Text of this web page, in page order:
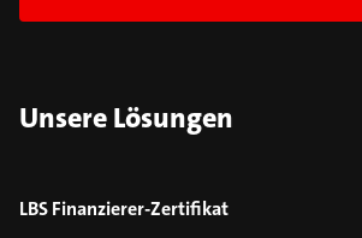
Unsere Lösungen
LBS Finanzierer-Zertifikat